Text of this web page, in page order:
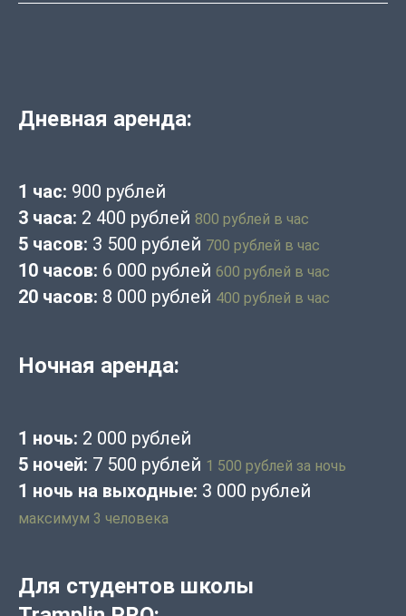
Дневная аренда:
1 час: 900 рублей
3 часа: 2 400 рублей 800 рублей в час
5 часов: 3 500 рублей 700 рублей в час
10 часов: 6 000 рублей 600 рублей в час
20 часов: 8 000 рублей 400 рублей в час
Ночная аренда:
1 ночь: 2 000 рублей
5 ночей: 7 500 рублей 1 500 рублей за ночь
1 ночь на выходные: 3 000 рублей
максимум 3 человека
Для студентов школы